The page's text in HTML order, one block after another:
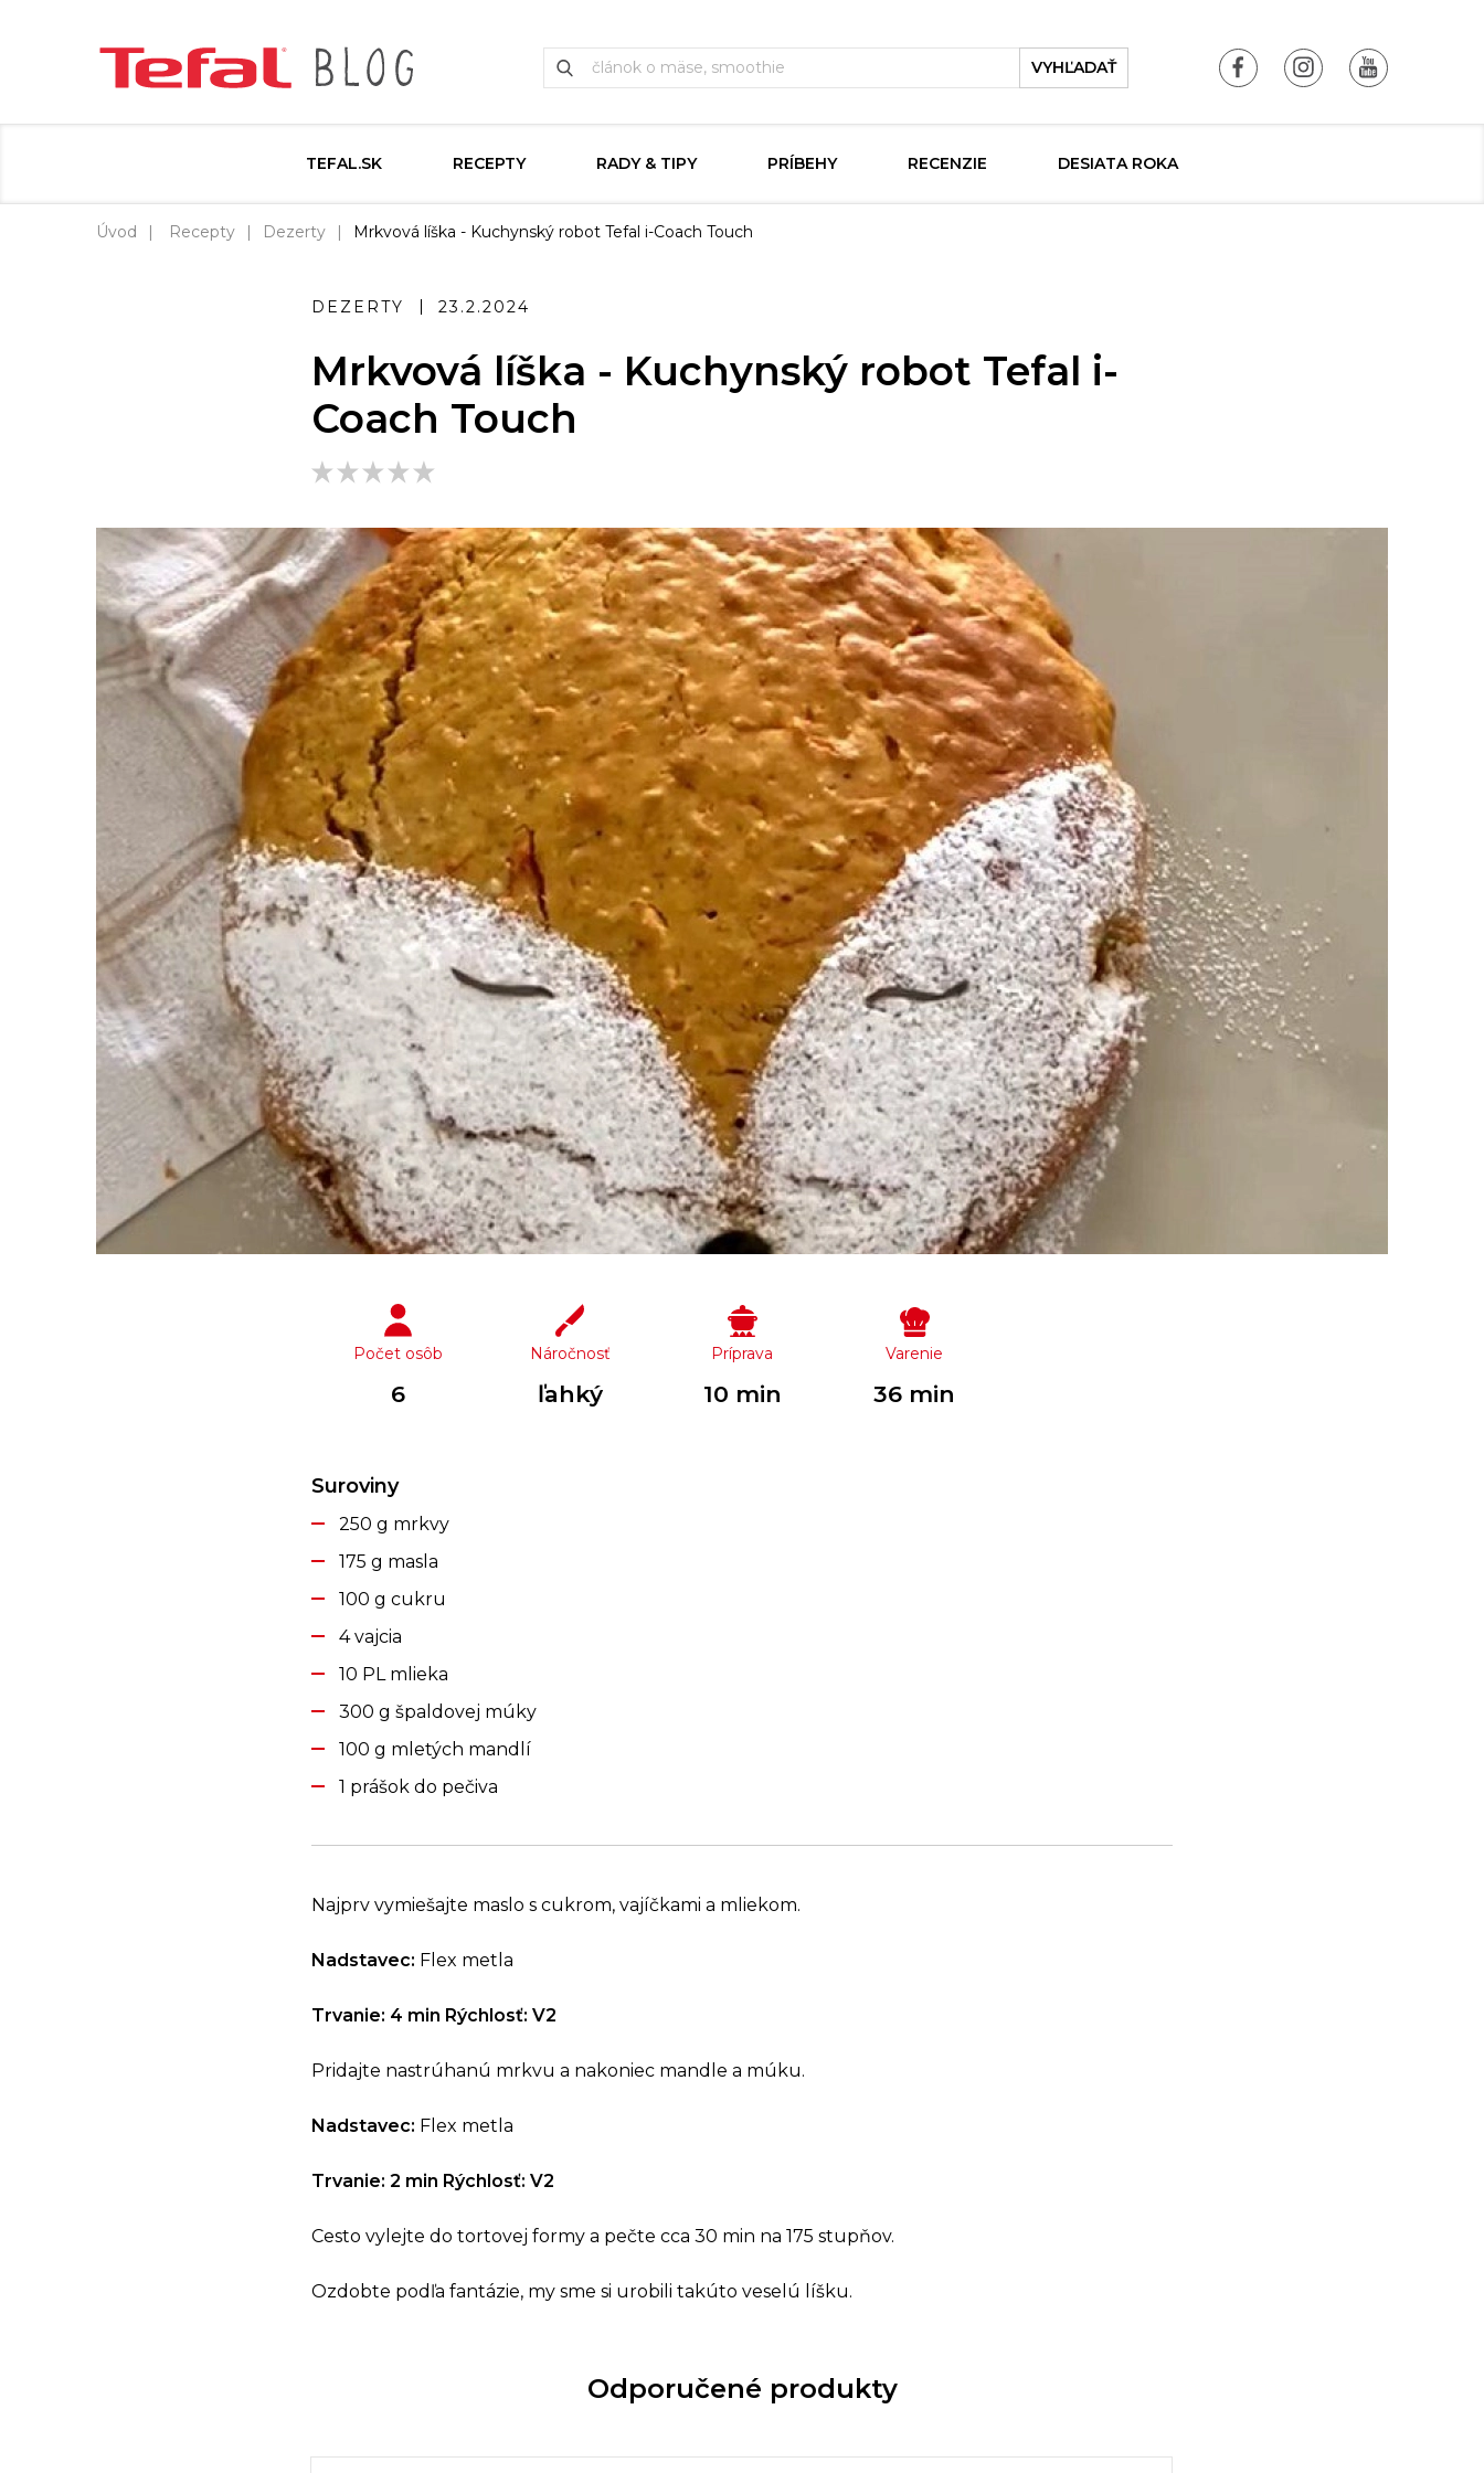
VYHĽADAŤ
TEFAL.SK RECEPTY RADY & TIPY PRÍBEHY RECENZIE DESIATA ROKA
Úvod Recepty Dezerty Mrkvová líška - Kuchynský robot Tefal i-Coach Touch
DEZERTY 23.2.2024
Mrkvová líška - Kuchynský robot Tefal i-
Coach Touch
Počet osôb
6
Náročnosť
ľahký
Príprava
10 min
Varenie
36 min
Suroviny
250 g mrkvy
175 g masla
100 g cukru
4 vajcia
10 PL mlieka
300 g špaldovej múky
100 g mletých mandlí
1 prášok do pečiva
Najprv vymiešajte maslo s cukrom, vajíčkami a mliekom.
Nadstavec: Flex metla
Trvanie: 4 min Rýchlosť: V2
Pridajte nastrúhanú mrkvu a nakoniec mandle a múku.
Nadstavec: Flex metla
Trvanie: 2 min Rýchlosť: V2
Cesto vylejte do tortovej formy a pečte cca 30 min na 175 stupňov.
Ozdobte podľa fantázie, my sme si urobili takúto veselú líšku.
Odporučené produkty